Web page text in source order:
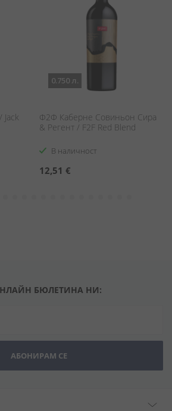
0.750 л.
Ф2Ф Каберне Совиньон Сира
& Регент / F2F Red Blend
В наличност
12,51 €
БЮЛЕТИНА НИ:
АБОНИРАМ СЕ